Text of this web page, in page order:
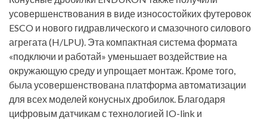
усовершенствования в виде износостойких футеровок
ESCO и нового гидравлического и смазочного силового
агрегата (H/LPU). Эта компактная система формата
«подключи и работай» уменьшает воздействие на
окружающую среду и упрощает монтаж. Кроме того,
была усовершенствована платформа автоматизации
для всех моделей конусных дробилок. Благодаря
цифровым датчикам с технологией IO-link и